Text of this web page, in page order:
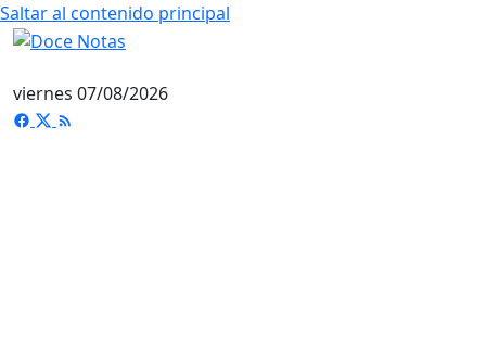
Saltar al contenido principal
viernes 07/08/2026